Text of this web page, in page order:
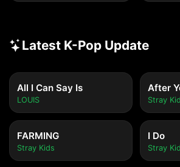
Latest K-Pop Update
All I Can Say Is
LOUIS
After
Stray
FARMING
Stray Kids
I Do
Stray